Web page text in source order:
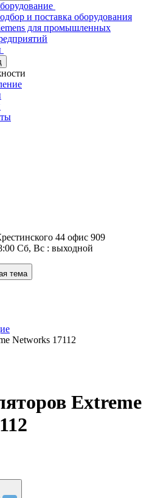
и поставка оборудования
для промышленных
44 офис 909
Сб, Вс : выходной
тема
Networks 17112
Extreme